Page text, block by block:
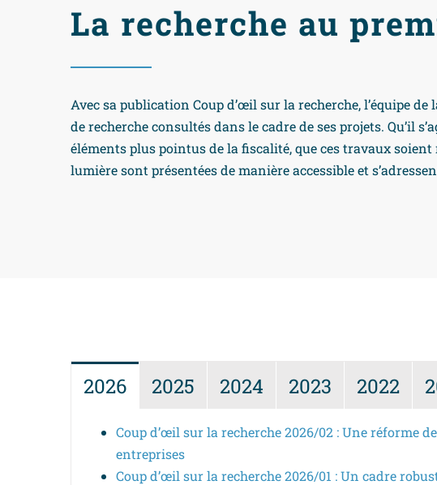
La recherche au
Avec sa publication Coup d’œil sur la recherche, l’équipe
de recherche consultés dans le cadre de ses projets. Qu’il
éléments plus pointus de la fiscalité, que ces travaux
lumière sont présentées de manière accessible et
2026 2025 2024 2023 2022
Coup d’œil sur la recherche 2026/02 : Une réforme
entreprises
Coup d’œil sur la recherche 2026/01 : Un cadre